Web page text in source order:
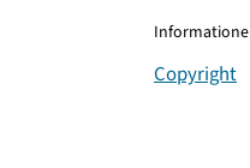
Copyright